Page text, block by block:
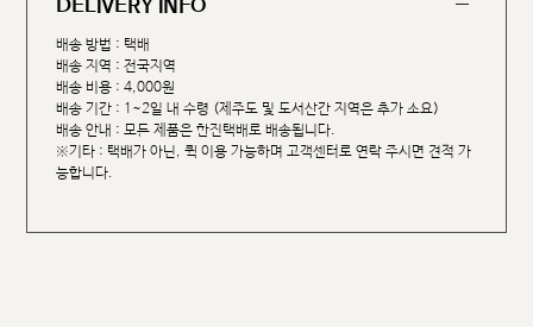
DELIVERY INFO
배송 방법 : 택배
배송 지역 : 전국지역
배송 비용 : 4,000원
배송 기간 : 1~2일 내 수령 (제주도 및 도서산간 지역은 추가 소요)
배송 안내 : 모든 제품은 한진택배로 배송됩니다.
※기타 : 택배가 아닌, 퀵 이용 가능하며 고객센터로 연락 주시면 견적 가
능합니다.